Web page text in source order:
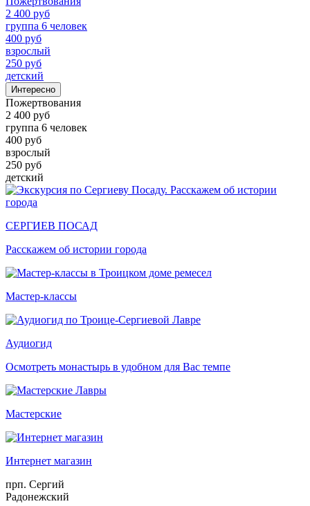
2 400 руб
группа 6 человек
400 руб
взрослый
250 руб
детский
Интересно
Пожертвования
2 400 руб
группа 6 человек
400 руб
взрослый
250 руб
детский
СЕРГИЕВ ПОСАД
Расскажем об истории города
Мастер-классы
Аудиогид
Осмотреть монастырь в удобном для Вас темпе
Мастерские
Интернет магазин
прп. Сергий
Радонежский